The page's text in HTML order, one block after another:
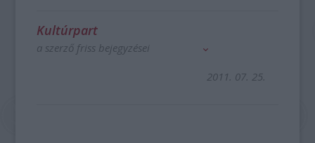
Kultúrpart
a szerző friss bejegyzései
2011. 07. 25.